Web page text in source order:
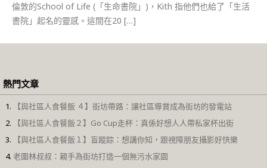
倫敦的School of Life (「生命書院」)，Kith 指他們也給了「生活
書院」起名的靈感。這間在20 […]
熱門文章
【與社區人食餐飯 ４】街坊帶路：讓社區導賞成為街坊的發電站
【與社區人食餐飯２】Go Cup走杯：真係好想人人帶私家杯出街
【與社區人食餐飯１】盲蹤踪：想講你知，跟視障朋友攝影好快樂
老圍林叔叔：親手為街坊打造一個無污水家園